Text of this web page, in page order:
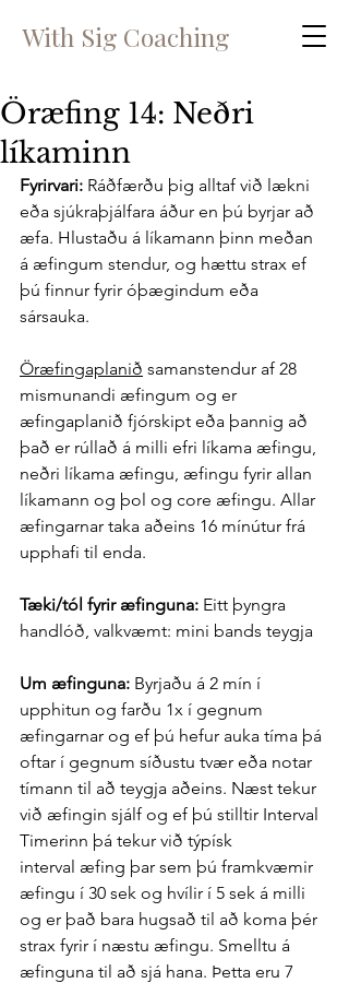
With Sig Coaching
Öræfing 14: Neðri
líkaminn
Fyrirvari: Ráðfærðu þig alltaf við lækni
eða sjúkraþjálfara áður en þú byrjar að
æfa. Hlustaðu á líkamann þinn meðan
á æfingum stendur, og hættu strax ef
þú finnur fyrir óþægindum eða
sársauka.
Öræfingaplanið samanstendur af 28
mismunandi æfingum og er
æfingaplanið fjórskipt eða þannig að
það er rúllað á milli efri líkama æfingu,
neðri líkama æfingu, æfingu fyrir allan
líkamann og þol og core æfingu. Allar
æfingarnar taka aðeins 16 mínútur frá
upphafi til enda.
Tæki/tól fyrir æfinguna: Eitt þyngra
handlóð, valkvæmt: mini bands teygja
Um æfinguna: Byrjaðu á 2 mín í
upphitun og farðu 1x í gegnum
æfingarnar og ef þú hefur auka tíma þá
oftar í gegnum síðustu tvær eða notar
tímann til að teygja aðeins. Næst tekur
við æfingin sjálf og ef þú stilltir Interval
Timerinn þá tekur við týpísk
interval æfing þar sem þú framkvæmir
æfingu í 30 sek og hvílir í 5 sek á milli
og er það bara hugsað til að koma þér
strax fyrir í næstu æfingu. Smelltu á
æfinguna til að sjá hana. Þetta eru 7